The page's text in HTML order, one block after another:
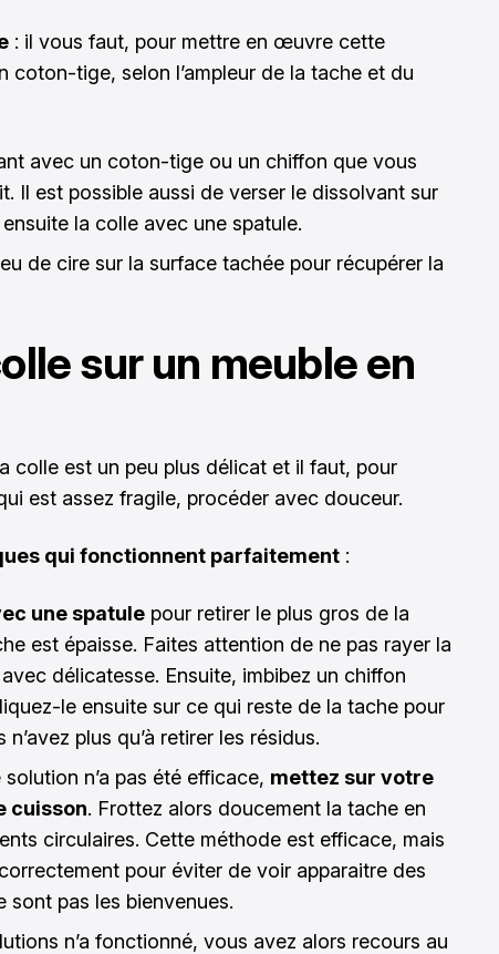
: il vous faut, pour mettre en œuvre cette
coton-tige, selon l’ampleur de la tache et du
avec un coton-tige ou un chiffon que vous
Il est possible aussi de verser le dissolvant sur
la colle avec une spatule.
de cire sur la surface tachée pour récupérer la
sur un meuble en
colle est un peu plus délicat et il faut, pour
est assez fragile, procéder avec douceur.
qui fonctionnent parfaitement :
une spatule pour retirer le plus gros de la
est épaisse. Faites attention de ne pas rayer la
délicatesse. Ensuite, imbibez un chiffon
le ensuite sur ce qui reste de la tache pour
plus qu’à retirer les résidus.
n’a pas été efficace, mettez sur votre
cuisson. Frottez alors doucement la tache en
circulaires. Cette méthode est efficace, mais
pour éviter de voir apparaitre des
sont pas les bienvenues.
n’a fonctionné, vous avez alors recours au